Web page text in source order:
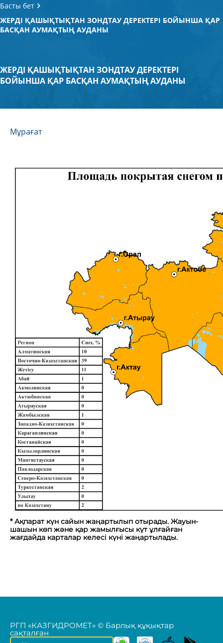
Басты бет
ЖЕРДІ ҚАШЫҚТЫҚТАН ЗОНДТАУ ДЕРЕКТЕРІ БОЙЫНША ҚАР
БАСҚАН АУМАҚТЫҢ АУДАНЫ
ЖЕРДІ ҚАШЫҚТЫҚТАН ЗОНДТАУ ДЕРЕКТЕРІ
БОЙЫНША ҚАР БАСҚАН АУМАҚТЫҢ АУДАНЫ
Мұрағат
* Ақпарат күн сайын жаңартылып отырады. Жауын-
шашын көп және қар жамылғысы күт ұлғайған
жағдайда карталар келесі күні жаңартылады.
РГП «КАЗГИДРОМЕТ» © Барлық құқықтар
сақталған